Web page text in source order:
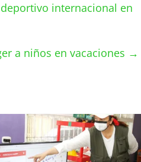
internacional en
a niños en vacaciones →